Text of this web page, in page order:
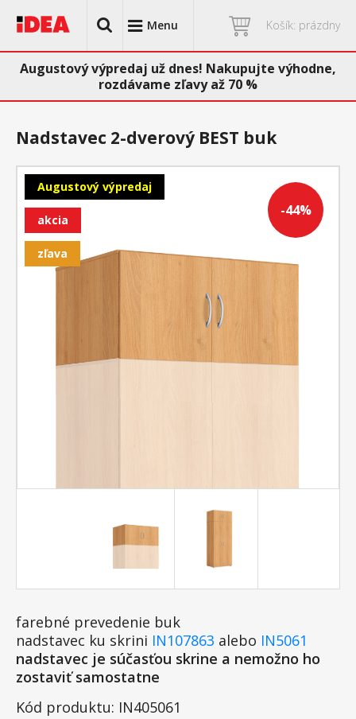
Menu Košík: prázdny
Augustový výpredaj už dnes! Nakupujte výhodne,
rozdávame zľavy až 70 %
-44%
Augustový výpredaj
akcia
zľava
Nadstavec 2-dverový BEST buk
farebné prevedenie buk
nadstavec ku skrini IN107863 alebo IN5061
nadstavec je súčasťou skrine a nemožno ho
zostaviť samostatne
Kód produktu: IN405061